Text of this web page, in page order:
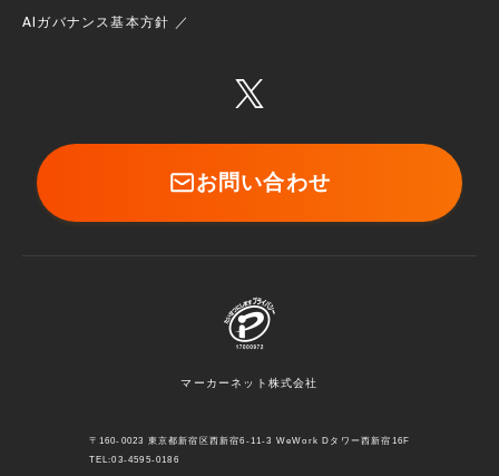
AIガバナンス基本方針
お問い合わせ
マーカーネット株式会社
〒160-0023 東京都新宿区西新宿6-11-3 WeWork Dタワー西新宿16F
TEL:03-4595-0186